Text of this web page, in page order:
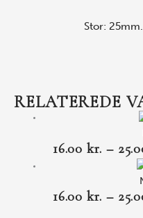
Stor: 25mm.
RELATEREDE
16.00kr. –
16.00kr. –